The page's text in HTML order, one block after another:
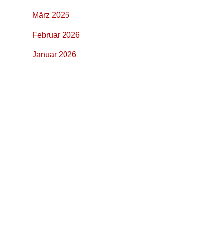
März 2026
Februar 2026
Januar 2026